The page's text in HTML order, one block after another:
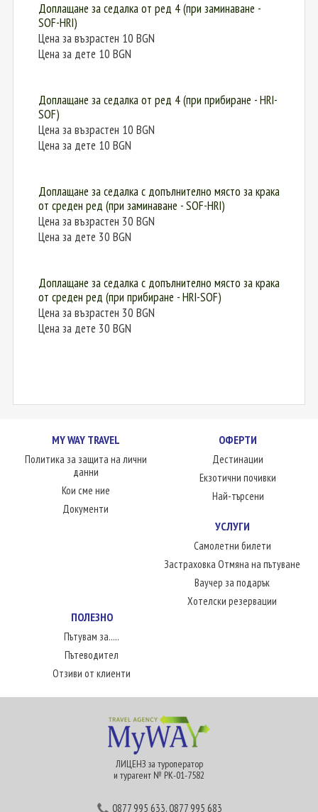
Доплащане за седалка от ред 4 (при заминаване -
SOF-HRI)
Цена за възрастен 10 BGN
Цена за дете 10 BGN
Доплащане за седалка от ред 4 (при прибиране - HRI-
SOF)
Цена за възрастен 10 BGN
Цена за дете 10 BGN
Доплащане за седалка с допълнително място за крака
от среден ред (при заминаванe - SOF-HRI)
Цена за възрастен 30 BGN
Цена за дете 30 BGN
Доплащане за седалка с допълнително място за крака
от среден ред (при прибиране - HRI-SOF)
Цена за възрастен 30 BGN
Цена за дете 30 BGN
MY WAY TRAVEL
Политика за защита на лични
данни
Кои сме ние
Документи
ОФЕРТИ
Дестинации
Екзотични почивки
Най-търсени
УСЛУГИ
Самолетни билети
Застраховка Отмяна на пътуване
Ваучер за подарък
Хотелски резервации
ПОЛЕЗНО
Пътувам за.....
Пътеводител
Отзиви от клиенти
ЛИЦЕНЗ за туроператор
и турагент № РК-01-7582
0877 995 633,0877 995 683